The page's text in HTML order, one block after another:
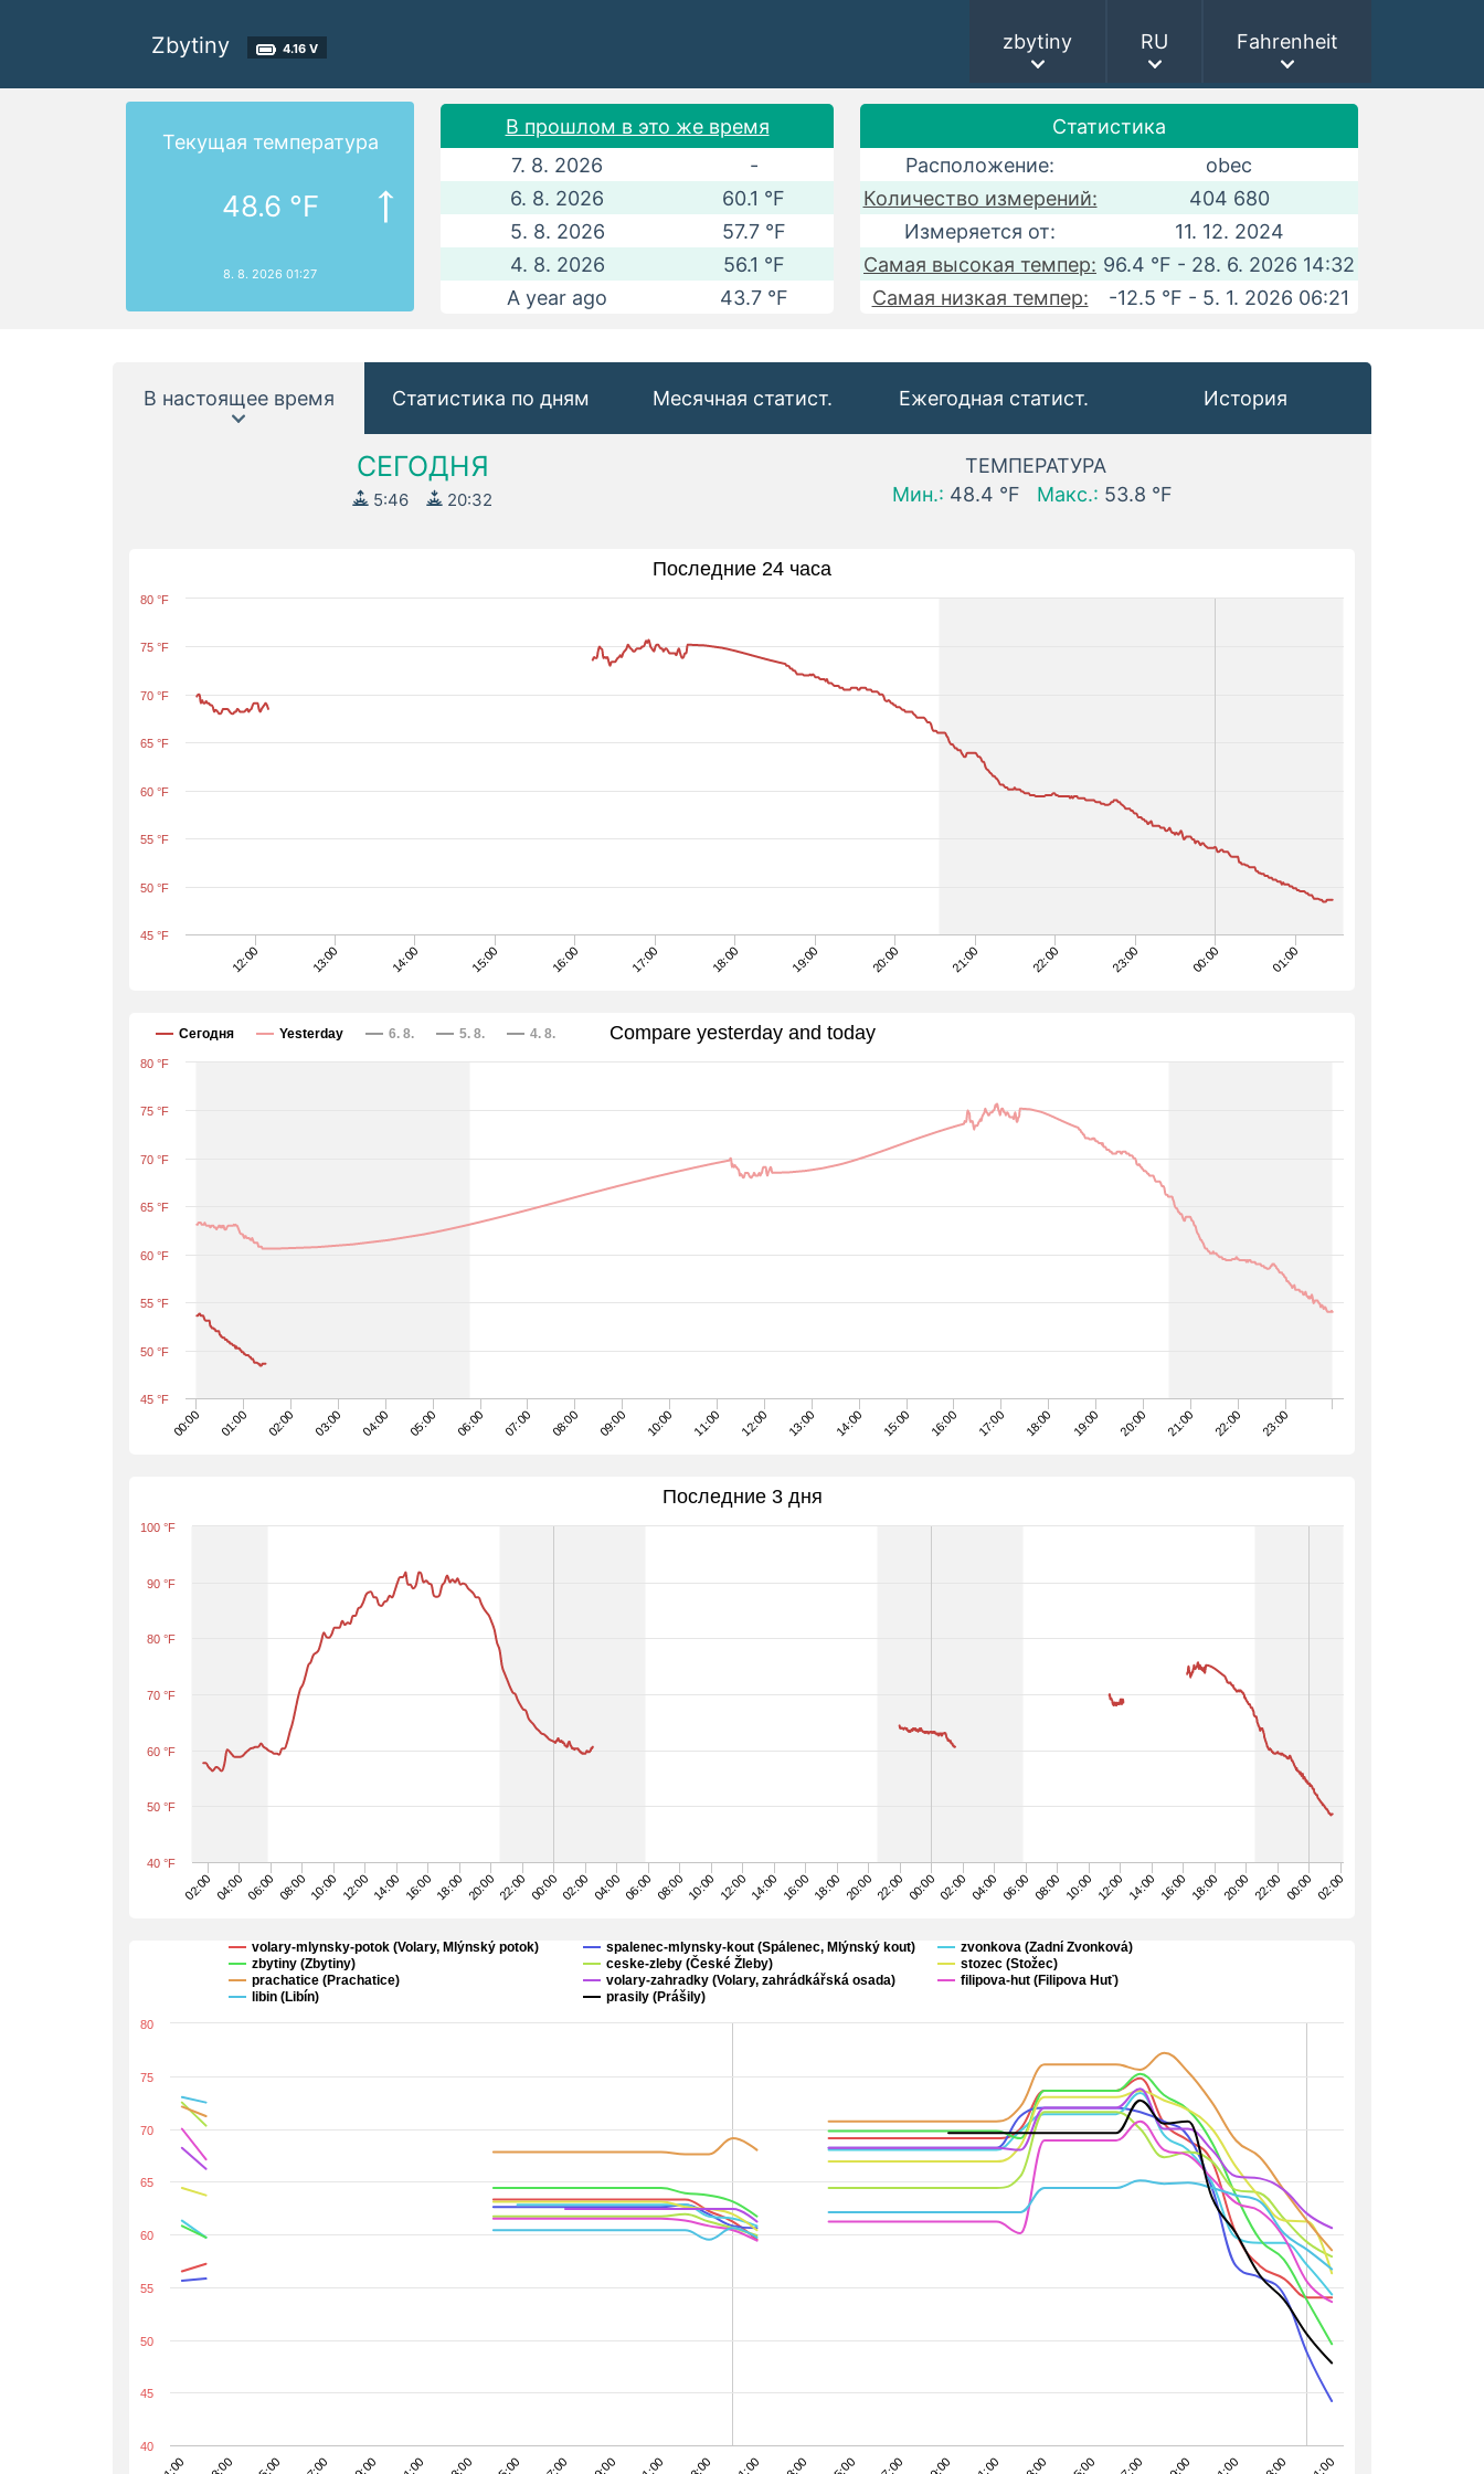
Zbytiny 4.16 V zbytiny RU Fahrenheit
Текущая температура
48.6 °F
8. 8. 2026 01:27
В прошлом в это же время
7. 8. 2026
-
6. 8. 2026
60.1 °F
5. 8. 2026
57.7 °F
4. 8. 2026
56.1 °F
A year ago
43.7 °F
Статистика
Расположение:
obec
Количество измерений:
404 680
Измеряется от:
11. 12. 2024
Самая высокая темпер: 96.4 °F - 28. 6. 2026 14:32
Самая низкая темпер:
-12.5 °F - 5. 1. 2026 06:21
В настоящее время Статистика по дням Месячная статист. Ежегодная статист. История
СЕГОДНЯ
5:46 20:32
ТЕМПЕРАТУРА
Мин.: 48.4 °F Макс.: 53.8 °F
Последние 24 часа
12:00 13:00 14:00 15:00 16:00 17:00 18:00 19:00 20:00 21:00 22:00 23:00 00:00 01:00
45 °F
50 °F
55 °F
60 °F
65 °F
70 °F
75 °F
80 °F
Compare yesterday and today
Сегодня Yesterday 6. 8. 5. 8. 4. 8.
00:00 01:00 02:00 03:00 04:00 05:00 06:00 07:00 08:00 09:00 10:00 11:00 12:00 13:00 14:00 15:00 16:00 17:00 18:00 19:00 20:00 21:00 22:00 23:00
45 °F
50 °F
55 °F
60 °F
65 °F
70 °F
75 °F
80 °F
Последние 3 дня
02:00 04:00 06:00 08:00 10:00 12:00 14:00 16:00 18:00 20:00 22:00 00:00 02:00 04:00 06:00 08:00 10:00 12:00 14:00 16:00 18:00 20:00 22:00 00:00 02:00 04:00 06:00 08:00 10:00 12:00 14:00 16:00 18:00 20:00 22:00 00:00 02:00
40 °F
50 °F
60 °F
70 °F
80 °F
90 °F
100 °F
volary-mlynsky-potok (Volary, Mlýnský potok) spalenec-mlynsky-kout (Spálenec, Mlýnský kout)
zvonkova (Zadní Zvonková)
zbytiny (Zbytiny)
ceske-zleby (České Žleby)
stozec (Stožec)
prachatice (Prachatice)
volary-zahradky (Volary, zahrádkářská osada)
filipova-hut (Filipova Huť)
libin (Libín)
prasily (Prášily)
40
45
50
55
60
65
70
75
80